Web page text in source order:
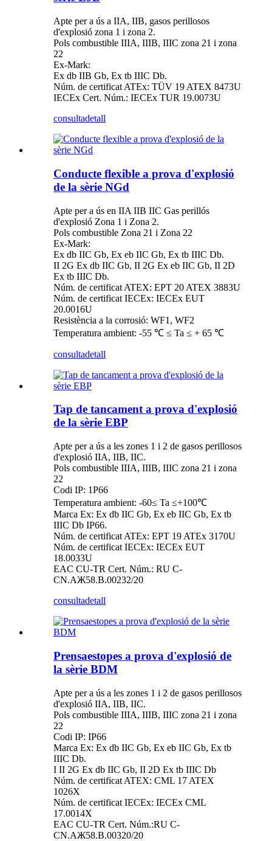
Apte per a ús a IIA, IIB, gasos perillosos
d'explosió zona 1 i zona 2.
Pols combustible IIIA, IIIB, IIIC zona 21 i zona
22
Ex-Mark:
Ex db IIB Gb, Ex tb IIIC Db.
Núm. de certificat ATEx: TÜV 19 ATEX 8473U
IECEx Cert. Núm.: IECEx TUR 19.0073U
consultadetall
Conducte flexible a prova d'explosió
de la sèrie NGd
Apte per a ús en IIA IIB IIC Gas perillós
d'explosió Zona 1 i Zona 2.
Pols combustible Zona 21 i Zona 22
Ex-Mark:
Ex db IIC Gb, Ex eb IIC Gb, Ex tb IIIC Db.
II 2G Ex db IIC Gb, II 2G Ex eb IIC Gb, II 2D
Ex tb IIIC Db.
Núm. de certificat ATEX: EPT 20 ATEX 3883U
Núm. de certificat IECEx: IECEx EUT
20.0016U
Resistència a la corrosió: WF1, WF2
Temperatura ambient: -55 ℃ ≤ Ta ≤ + 65 ℃
consultadetall
Tap de tancament a prova d'explosió
de la sèrie EBP
Apte per a ús a les zones 1 i 2 de gasos perillosos
d'explosió IIA, IIB, IIC.
Pols combustible IIIA, IIIB, IIIC zona 21 i zona
22
Codi IP: 1P66
Temperatura ambient: -60≤ Ta ≤+100℃
Marca Ex: Ex db IIC Gb, Ex eb IIC Gb, Ex tb
IIIC Db IP66.
Núm. de certificat ATEx: EPT 19 ATEx 3170U
Núm. de certificat IECEx: IECEx EUT
18.0033U
EAC CU-TR Cert. Núm.: RU C-
CN.AЖ58.B.00232/20
consultadetall
Prensaestopes a prova d'explosió de
la sèrie BDM
Apte per a ús a les zones 1 i 2 de gasos perillosos
d'explosió IIA, IIB, IIC.
Pols combustible IIIA, IIIB, IIIC zona 21 i zona
22
Codi IP: IP66
Marca Ex: Ex db IIC Gb, Ex eb IIC Gb, Ex tb
IIIC Db.
I II 2G Ex db IIC Gb, II 2D Ex tb IIIC Db
Núm. de certificat ATEX: CML 17 ATEX
1026X
Núm. de certificat IECEx: IECEx CML
17.0014X
EAC CU-TR Cert. Núm.:RU C-
CN.AЖ58.B.00320/20